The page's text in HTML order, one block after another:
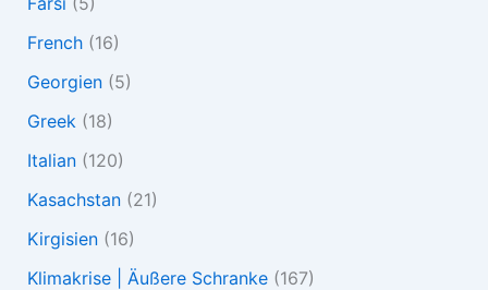
French(16)
Georgien(5)
Greek (18)
Italian(120)
Kasachstan(21)
Kirgisien(16)
Klimakrise | Äußere Schranke(167)